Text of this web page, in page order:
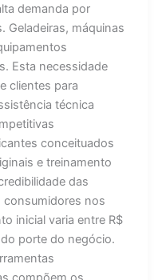
demanda por
Geladeiras, máquinas
Esta necessidade
clientes para
técnica
conceituados
e treinamento
das
consumidores nos
inicial varia entre R$
porte do negócio.